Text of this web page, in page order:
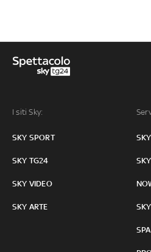
I siti Sky:
SKY SPORT
SKY TG24
SKY VIDEO
SKY ARTE